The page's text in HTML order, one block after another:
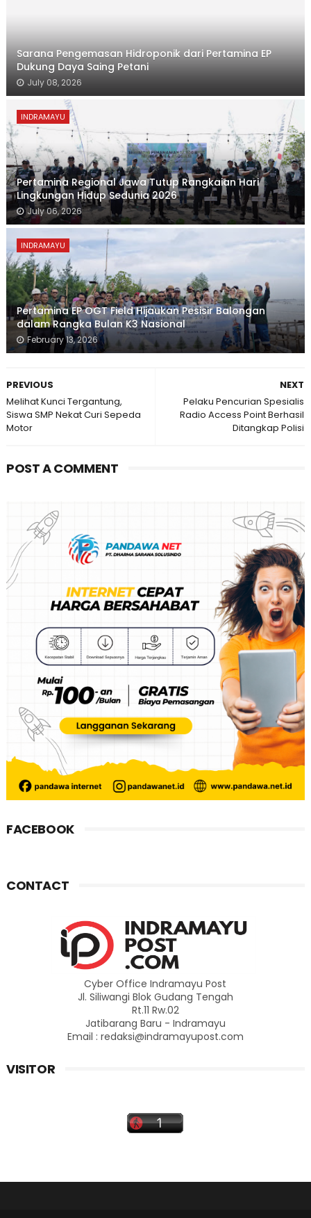
Sarana Pengemasan Hidroponik dari Pertamina EP
Dukung Daya Saing Petani
July 08, 2026
INDRAMAYU
Pertamina Regional Jawa Tutup Rangkaian Hari
Lingkungan Hidup Sedunia 2026
July 06, 2026
INDRAMAYU
Pertamina EP OGT Field Hijaukan Pesisir Balongan
dalam Rangka Bulan K3 Nasional
February 13, 2026
NEXT
Pelaku Pencurian Spesialis
Radio Access Point Berhasil
Ditangkap Polisi
PREVIOUS
Melihat Kunci Tergantung,
Siswa SMP Nekat Curi Sepeda
Motor
POST A COMMENT
FACEBOOK
CONTACT
Cyber Office Indramayu Post
Jl. Siliwangi Blok Gudang Tengah
Rt.11 Rw.02
Jatibarang Baru - Indramayu
Email : redaksi@indramayupost.com
VISITOR